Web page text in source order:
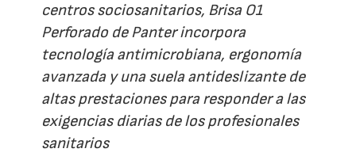
centros sociosanitarios, Brisa O1
Perforado de Panter incorpora
tecnología antimicrobiana, ergonomía
avanzada y una suela antideslizante de
altas prestaciones para responder a las
exigencias diarias de los profesionales
sanitarios